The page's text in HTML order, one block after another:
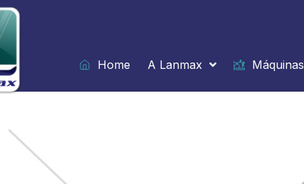
Ir
para
o
conteúdo
Home
A Lanmax Máquinas